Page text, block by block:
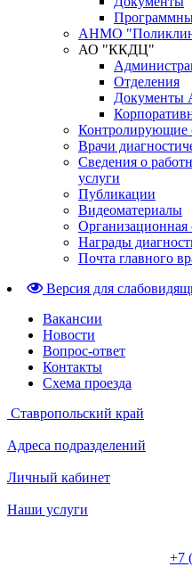
АНМО
АО "ККДЦ"
Отделения
Документы
Контролирующие
Врачи
Сведения о
услуги
Публикации
Видеоматериалы
Организационная
Награды
Почта главного
Версия для
Вакансии
Новости
Вопрос-ответ
Контакты
Схема проезда
Ставропольский край
Адреса подразделений
Личный кабинет
Наши услуги
+7